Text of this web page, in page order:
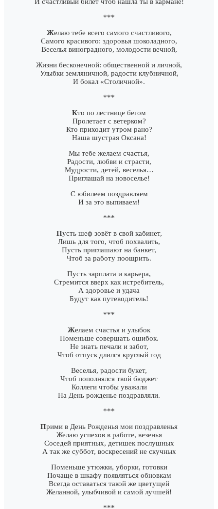
***
Желаю тебе всего самого счастливого,
Самого красивого: здоровья шоколадного,
Веселья виноградного, молодости вечной,
Жизни бесконечной: общественной и личной,
Улыбки земляничной, радости клубничной,
И бокал «Столичной».
***
Кто по лестнице бегом
Пролетает с ветерком?
Кто приходит утром рано?
Наша шустрая Оксана!
Мы тебе желаем счастья,
Радости, любви и страсти,
Мудрости, детей, веселья…
Приглашай на новоселье!
С юбилеем поздравляем
И за это выпиваем!
***
Пусть шеф зовёт в свой кабинет,
Лишь для того, чтоб похвалить,
Пусть приглашают на банкет,
Чтоб за работу поощрить.
Пусть зарплата и карьера,
Стремится вверх как истребитель,
А здоровье и удача
Будут как путеводитель!
***
Желаем счастья и улыбок
Поменьше совершать ошибок.
Не знать печали и забот,
Чтоб отпуск длился круглый год
Веселья, радости букет,
Чтоб пополнялся твой бюджет
Коллеги чтобы уважали
На День рожденье поздравляли.
***
Прими в День Рожденья мои поздравленья
Желаю успехов в работе, везенья
Соседей приятных, детишек послушных
А так же суббот, воскресений не скучных
Поменьше утюжки, уборки, готовки
Почаще в шкафу появляться обновкам
Всегда оставаться такой же цветущей
Желанной, улыбчивой и самой лучшей!